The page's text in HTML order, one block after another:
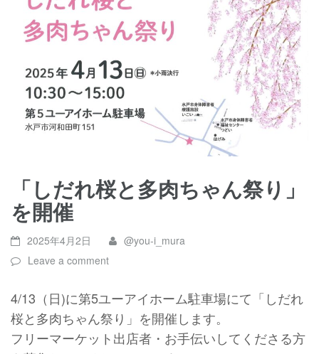
「しだれ桜と多肉ちゃん祭り」
を開催
2025年4月2日
@you-i_mura
Leave a comment
4/13（日)に第5ユーアイホーム駐車場にて「しだれ
桜と多肉ちゃん祭り」を開催します。
フリーマーケット出店者・お手伝いしてくださる方